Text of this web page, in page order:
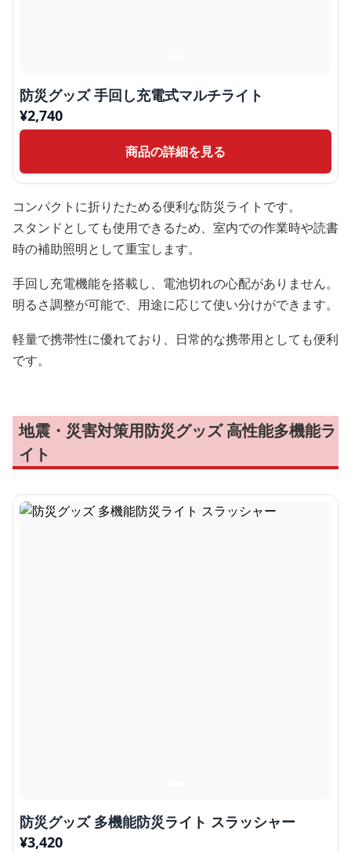
防災グッズ 手回し充電式マルチライト
¥2,740
商品の詳細を見る
コンパクトに折りたためる便利な防災ライトです。
スタンドとしても使用できるため、室内での作業時や読書
時の補助照明として重宝します。
手回し充電機能を搭載し、電池切れの心配がありません。
明るさ調整が可能で、用途に応じて使い分けができます。
軽量で携帯性に優れており、日常的な携帯用としても便利
です。
地震・災害対策用防災グッズ 高性能多機能ラ
イト
防災グッズ 多機能防災ライト スラッシャー
¥3,420